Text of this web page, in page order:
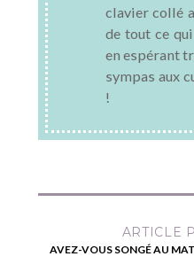
clavier collé
de tout ce
en espérant
sympas aux
!
ARTICLE
AVEZ-VOUS SONGÉ AU